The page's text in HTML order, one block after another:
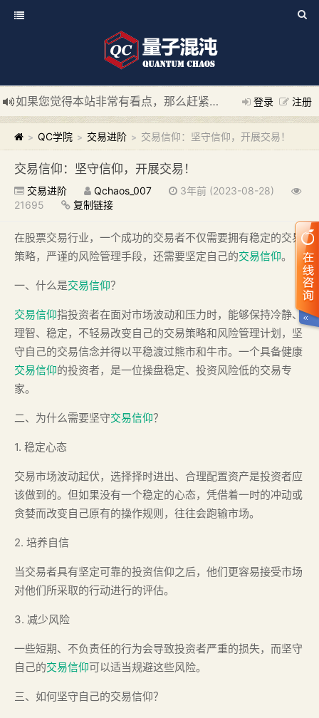
登录 注册
如果您觉得本站非常有看点，那么赶紧使用Ctrl+D 收藏我们吧
新添加量子混沌系统板块，欢迎大家访问！
---“量子混沌系
> QC学院 > 交易进阶 > 交易信仰：坚守信仰，开展交易！
交易信仰：坚守信仰，开展交易！
交易进阶 Qchaos_007
3年前 (2023-08-28)
21695
复制链接
在股票交易行业，一个成功的交易者不仅需要拥有稳定的交易
策略，严谨的风险管理手段，还需要坚定自己的交易信仰。
一、什么是交易信仰？
交易信仰指投资者在面对市场波动和压力时，能够保持冷静、
理智、稳定，不轻易改变自己的交易策略和风险管理计划，坚
守自己的交易信念并得以平稳渡过熊市和牛市。一个具备健康
交易信仰的投资者，是一位操盘稳定、投资风险低的交易专
家。
二、为什么需要坚守交易信仰？
1. 稳定心态
交易市场波动起伏，选择择时进出、合理配置资产是投资者应
该做到的。但如果没有一个稳定的心态，凭借着一时的冲动或
贪婪而改变自己原有的操作规则，往往会跑输市场。
2. 培养自信
当交易者具有坚定可靠的投资信仰之后，他们更容易接受市场
对他们所采取的行动进行的评估。
3. 减少风险
一些短期、不负责任的行为会导致投资者严重的损失，而坚守
自己的交易信仰可以适当规避这些风险。
三、如何坚守自己的交易信仰？